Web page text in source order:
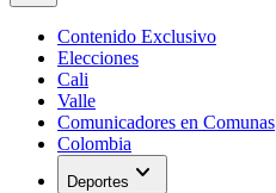
Contenido Exclusivo
Elecciones
Cali
Valle
Comunicadores en Comunas
Colombia
Deportes expand_more